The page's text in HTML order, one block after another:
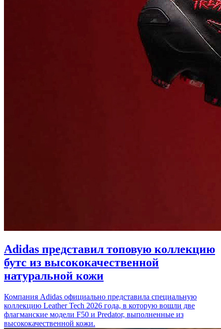
Adidas представил топовую коллекцию
бутс из высококачественной
натуральной кожи
Компания Adidas официально представила специальную
коллекцию Leather Tech 2026 года, в которую вошли две
флагманские модели F50 и Predator, выполненные из
высококачественной кожи.